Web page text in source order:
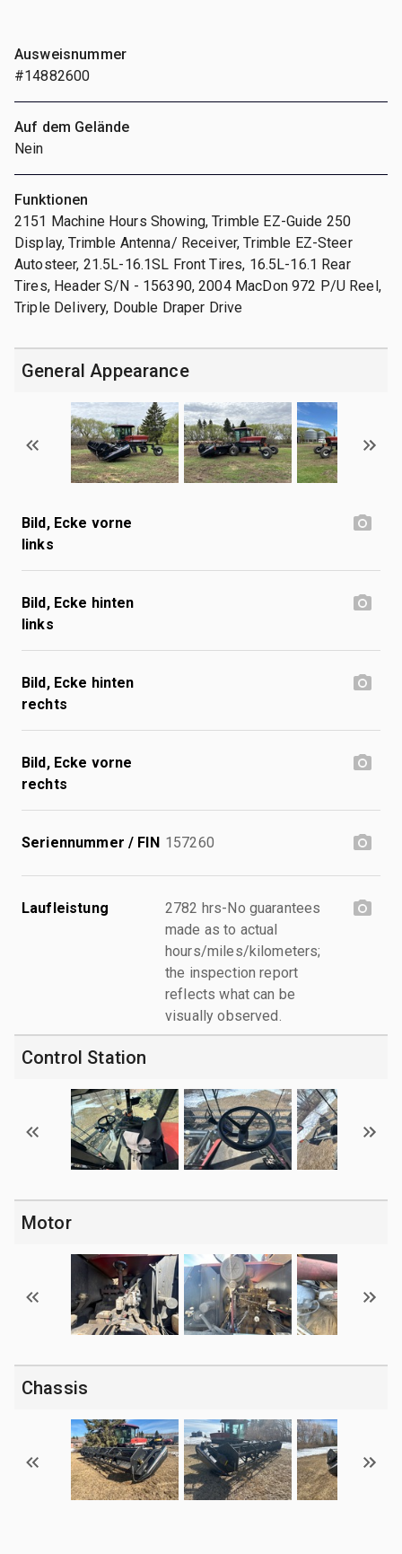
Ausweisnummer
#14882600
Auf dem Gelände
Nein
Funktionen
2151 Machine Hours Showing, Trimble EZ-Guide 250
Display, Trimble Antenna/ Receiver, Trimble EZ-Steer
Autosteer, 21.5L-16.1SL Front Tires, 16.5L-16.1 Rear
Tires, Header S/N - 156390, 2004 MacDon 972 P/U Reel,
Triple Delivery, Double Draper Drive
General Appearance
Bild, Ecke vorne
links
Bild, Ecke hinten
links
Bild, Ecke hinten
rechts
Bild, Ecke vorne
rechts
Seriennummer / FIN 157260
Laufleistung
2782 hrs-No guarantees
made as to actual
hours/miles/kilometers;
the inspection report
reflects what can be
visually observed.
Control Station
Motor
Chassis